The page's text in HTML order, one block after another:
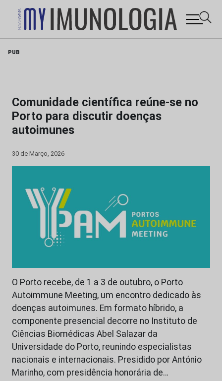
PUB
Comunidade científica reúne-se no
Porto para discutir doenças
autoimunes
30 de Março, 2026
O Porto recebe, de 1 a 3 de outubro, o Porto
Autoimmune Meeting, um encontro dedicado às
doenças autoimunes. Em formato híbrido, a
componente presencial decorre no Instituto de
Ciências Biomédicas Abel Salazar da
Universidade do Porto, reunindo especialistas
nacionais e internacionais. Presidido por António
Marinho, com presidência honorária de…